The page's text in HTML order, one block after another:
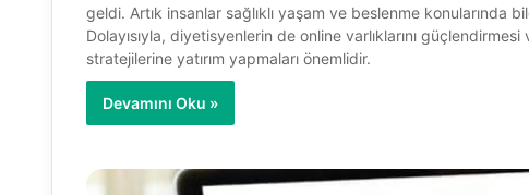
geldi. Artık insanlar sağlıklı yaşam ve beslenme
Dolayısıyla, diyetisyenlerin de online varlıklarını
stratejilerine yatırım yapmaları önemlidir.
Devamını Oku »